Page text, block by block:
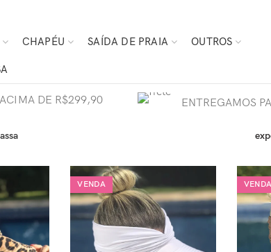
CHAPÉU SAÍDA DE PRAIA OUTROS
DE R$299,90 ENTREGAMOS
VENDA